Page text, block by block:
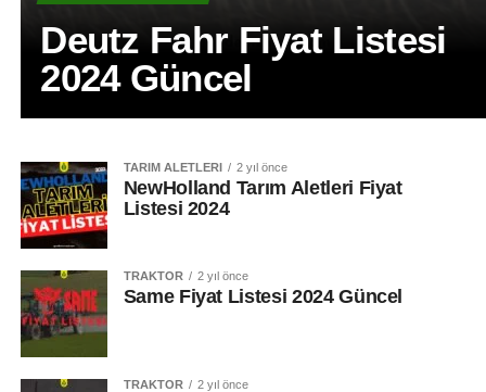
Deutz Fahr Fiyat Listesi
2024 Güncel
TARIM ALETLERI 2 yıl önce
NewHolland Tarım Aletleri Fiyat
Listesi 2024
TRAKTÖR 2 yıl önce
Same Fiyat Listesi 2024 Güncel
TRAKTÖR 2 yıl önce